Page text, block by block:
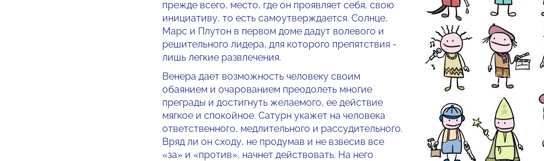
прежде всего, место, где он проявляет себя, свою
инициативу, то есть самоутверждается. Солнце,
Марс и Плутон в первом доме дадут волевого и
решительного лидера, для которого препятствия -
лишь лег­кие развлечения.
Венера дает воз­можность человеку своим
обаянием и очарованием преодолеть многие
преграды и достигнуть желаемого, ее действие
мягкое и спокойное. Са­турн укажет на человека
ответствен­ного, медлительного и рассудитель­ного.
Вряд ли он сходу, не продумав и не взвесив все
«за» и «против», начнет действовать. На него